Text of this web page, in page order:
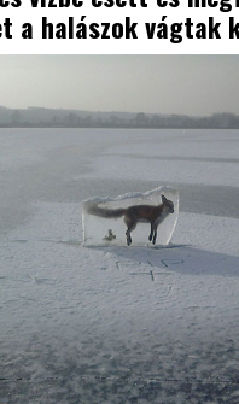
a halászok vágtak